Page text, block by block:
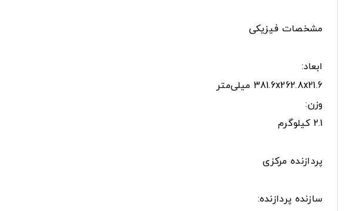
مشخصات فیزیکی
ابعاد:
381.6x262.8x21.6 میلی‌متر
وزن:
2.1 کیلوگرم
پردازنده مرکزی
سازنده پردازنده: